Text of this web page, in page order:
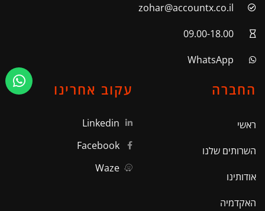
zohar@accountx.co.il
09.00-18.00
WhatsApp
החברה
ראשי
השרותים שלנו
אודותינו
האקדמיה
עקוב אחרינו
Linkedin
Facebook
Waze